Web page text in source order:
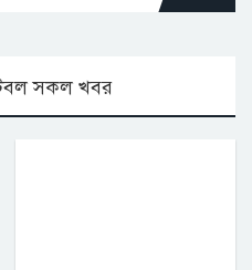
সকল খবর